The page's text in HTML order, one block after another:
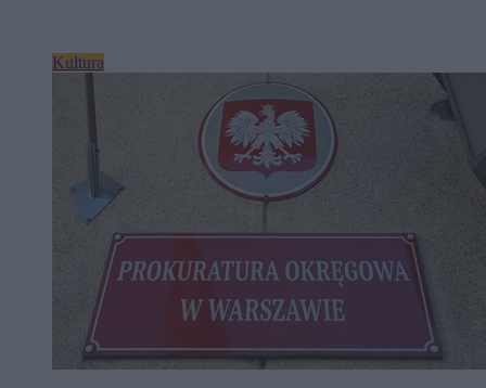
Kultura